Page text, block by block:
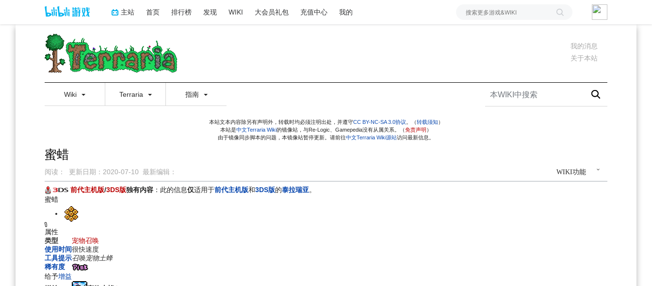
主站 首页 排行榜 发现 WIKI 大会员礼包 充值中心 我的
我的消息
关于本站
Wiki Terraria 指南
本站文本内容除另有声明外，转载时均必须注明出处，并遵守CC BY-NC-SA 3.0协议 。（转载须知 ）
本站是中文Terraria Wiki的镜像站，与Re-Logic、Gamepedia没有从属关系。（免责声明 ）
由于镜像同步脚本的问题，本镜像站暂停更新。请前往中文Terraria Wiki源站访问最新信息。
蜜蜡
WIKI功能
阅读： 更新日期： 2020-07-10 最新编辑：
跳
到
跳
到
前代主机版/3DS版独有内容 ：此的信息仅适用于前代主机版和3DS版的泰拉瑞亚。
蜜蜡
属性
类型
宠物召唤
使用时间很快速度
工具提示召唤宠物土蜂
稀有度
给予增益